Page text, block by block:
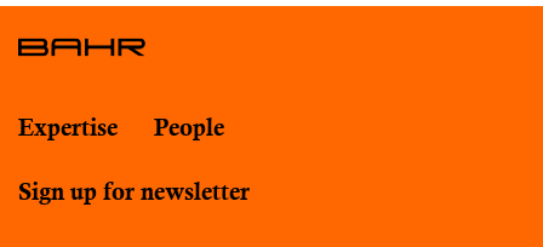
Expertise People
Sign up for newsletter